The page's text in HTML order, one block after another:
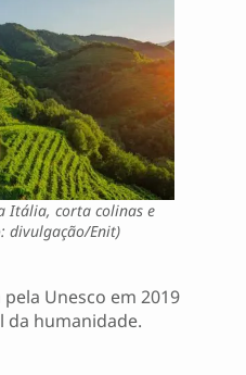
Itália, corta colinas e
divulgação/Enit)
Unesco em 2019
humanidade.